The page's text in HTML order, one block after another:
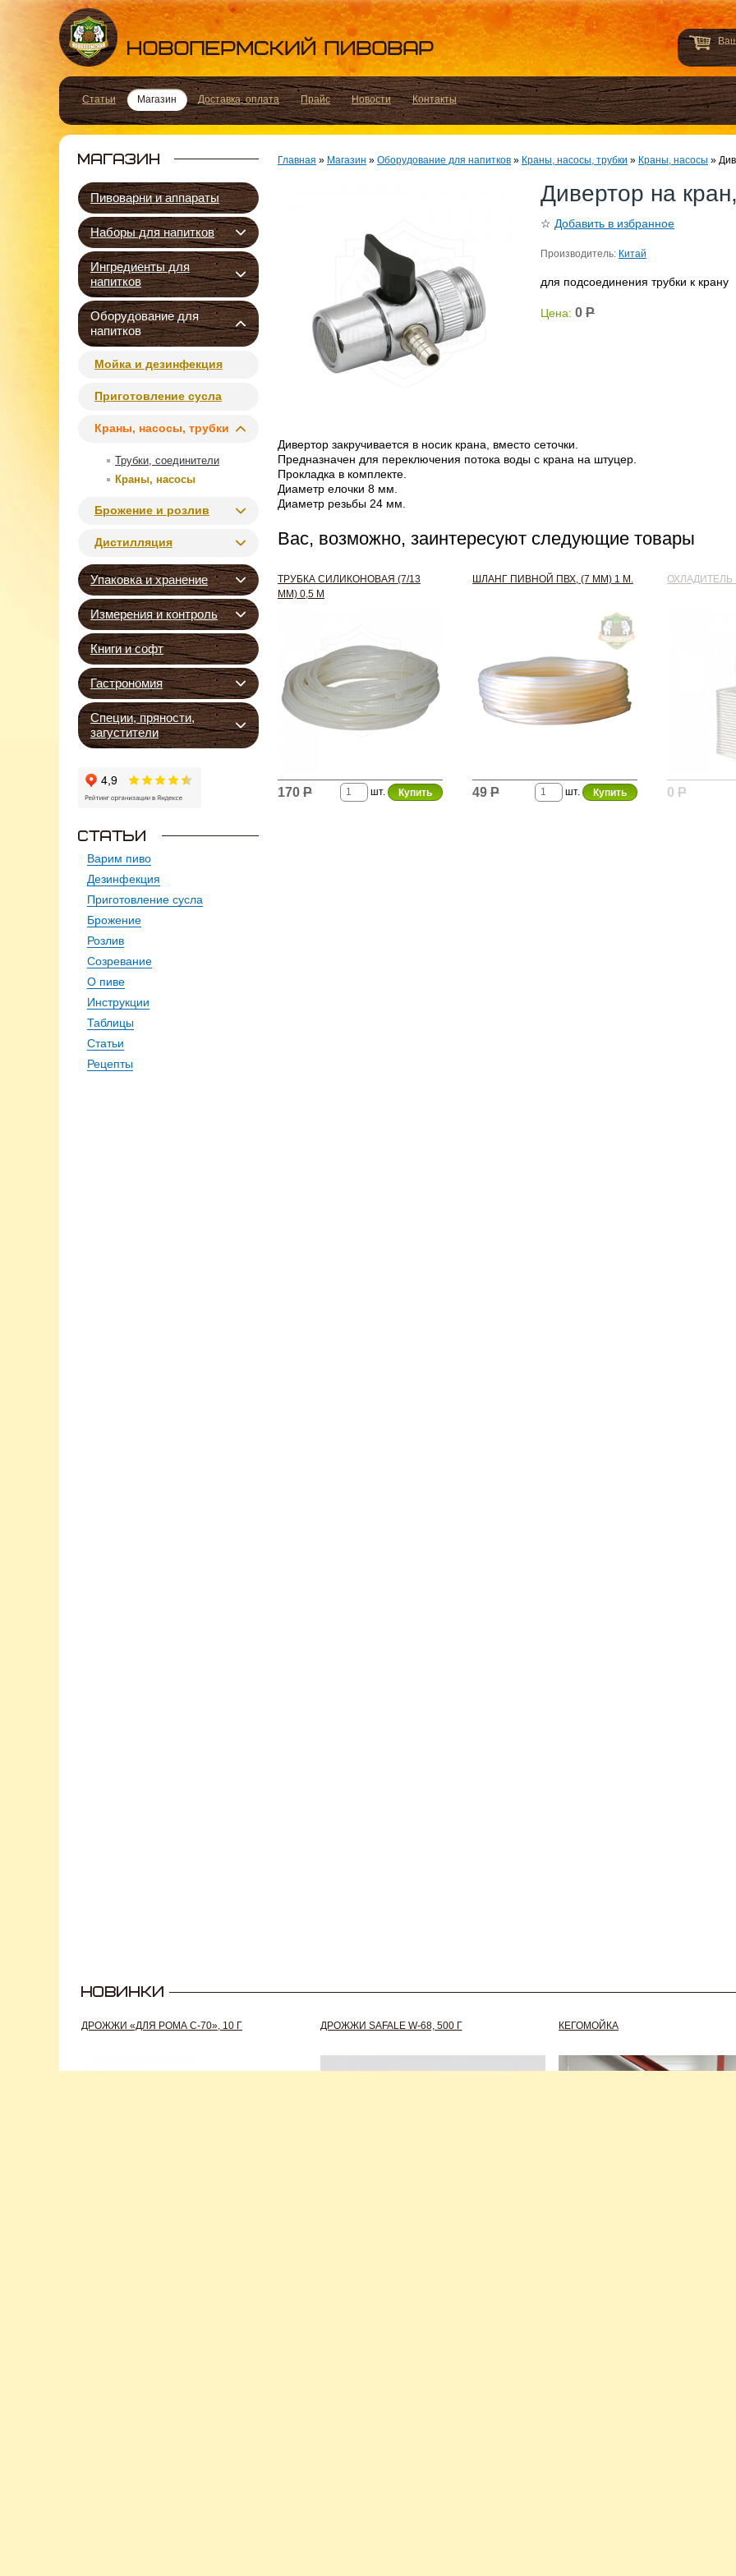
Статьи Магазин Доставка, оплата Прайс Новости Контакты
Пивоварни и аппараты
Наборы для напитков
Ингредиенты для
напитков
Оборудование для
напитков
Мойка и дезинфекция
Приготовление сусла
Краны, насосы, трубки
Трубки, соединители
Краны, насосы
Брожение и розлив
Дистилляция
Упаковка и хранение
Измерения и контроль
Книги и софт
Гастрономия
Специи, пряности,
загустители
Варим пиво
Дезинфекция
Приготовление сусла
Брожение
Розлив
Созревание
О пиве
Инструкции
Таблицы
Статьи
Рецепты
Главная » Магазин » Оборудование для напитков » Краны, насосы, трубки » Краны, насосы »
Дивертор на
☆ Добавить в избранное
Производитель: Китай
для подсоединения трубки к крану
Цена: 0 Р
Дивертор закручивается в носик крана, вместо сеточки.
Предназначен для переключения потока воды с крана на штуцер.
Прокладка в комплекте.
Диаметр елочки 8 мм.
Диаметр резьбы 24 мм.
Вас, возможно, заинтересуют следующие товары
ТРУБКА СИЛИКОНОВАЯ (7/13
ММ) 0,5 М
шт.
170 Р
ШЛАНГ ПИВНОЙ ПВХ, (7 ММ) 1 М.
шт.
49Р 0 Р
ДРОЖЖИ «ДЛЯ РОМА C-70», 10 Г ДРОЖЖИ SAFALE W-68, 500 Г КЕГОМОЙКА